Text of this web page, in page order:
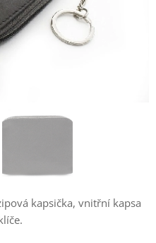
kapsička, vnitřní kapsa